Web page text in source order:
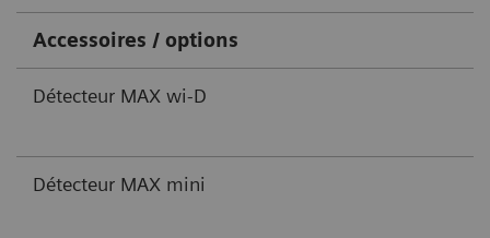
Accessoires / options
Détecteur MAX wi-D
Détecteur MAX mini